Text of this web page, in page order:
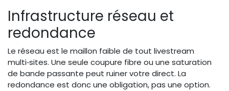
Infrastructure réseau et
redondance
Le réseau est le maillon faible de tout livestream
multi‑sites. Une seule coupure fibre ou une saturation
de bande passante peut ruiner votre direct. La
redondance est donc une obligation, pas une option.